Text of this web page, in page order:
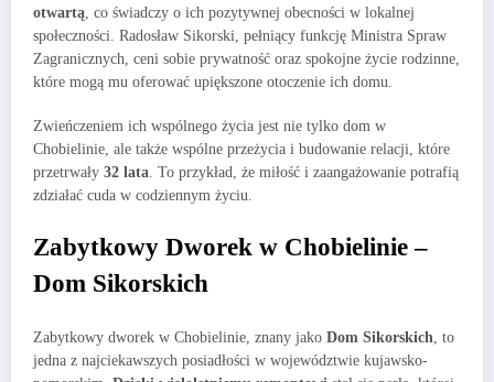
otwartą, co świadczy o ich pozytywnej obecności w lokalnej
społeczności. Radosław Sikorski, pełniący funkcję Ministra Spraw
Zagranicznych, ceni sobie prywatność oraz spokojne życie rodzinne,
które mogą mu oferować upiększone otoczenie ich domu.
Zwieńczeniem ich wspólnego życia jest nie tylko dom w
Chobielinie, ale także wspólne przeżycia i budowanie relacji, które
przetrwały 32 lata. To przykład, że miłość i zaangażowanie potrafią
zdziałać cuda w codziennym życiu.
Zabytkowy Dworek w Chobielinie –
Dom Sikorskich
Zabytkowy dworek w Chobielinie, znany jako Dom Sikorskich, to
jedna z najciekawszych posiadłości w województwie kujawsko-